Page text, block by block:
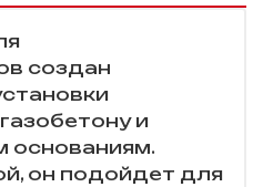
создан
и
основаниям.
он подойдет для